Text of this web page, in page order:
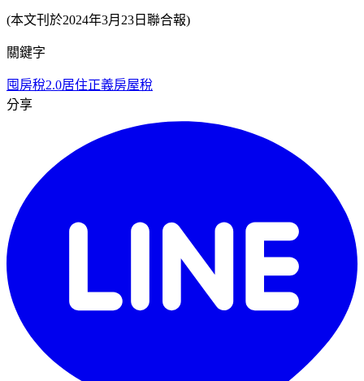
(本文刊於2024年3月23日聯合報)
關鍵字
囤房稅2.0居住正義房屋稅
分享